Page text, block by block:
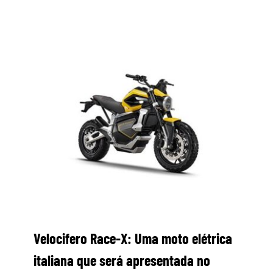
Velocifero Race-X: Uma moto elétrica
italiana que será apresentada no